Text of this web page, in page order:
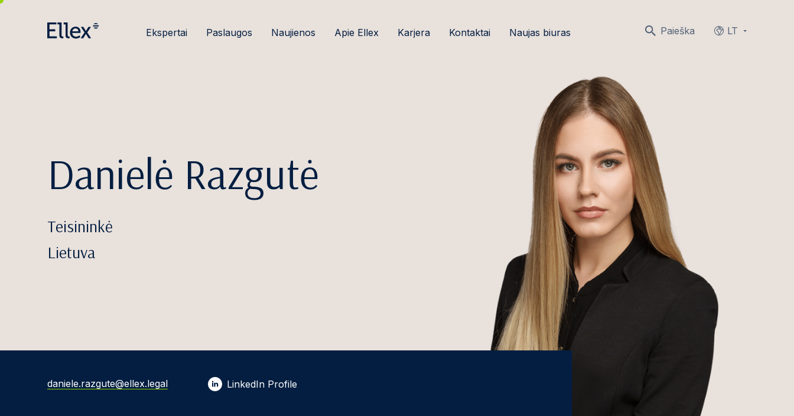
Paieška LT
Ekspertai Paslaugos Naujienos Apie Ellex Karjera Kontaktai Naujas biuras
Danielė Razgutė
Teisininkė
Lietuva
daniele.razgute@ellex.legal LinkedIn Profile